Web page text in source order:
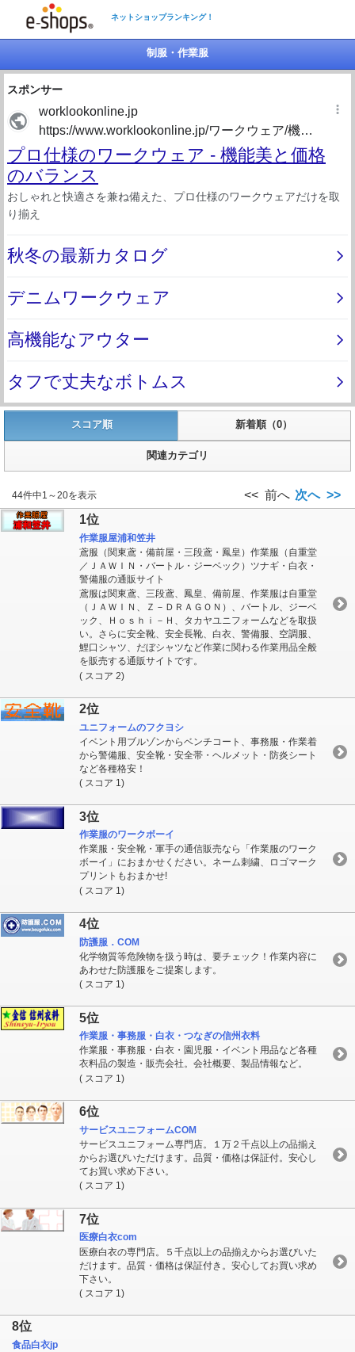
ネットショップランキング！
制服・作業服
スコア順 新着順（0）
関連カテゴリ
44件中1～20を表示 << 前へ 次へ >>
1位
作業服屋浦和笠井
鳶服（関東鳶・備前屋・三段鳶・鳳皇）作業服（自重堂
／ＪＡＷＩＮ・バートル・ジーベック）ツナギ・白衣・
警備服の通販サイト
鳶服は関東鳶、三段鳶、鳳皇、備前屋、作業服は自重堂
（ＪＡＷＩＮ、Ｚ－ＤＲＡＧＯＮ）、バートル、ジーベ
ック、Ｈｏｓｈｉ－Ｈ、タカヤユニフォームなどを取扱
い。さらに安全靴、安全長靴、白衣、警備服、空調服、
鯉口シャツ、だぼシャツなど作業に関わる作業用品全般
を販売する通販サイトです。
( スコア 2)
2位
ユニフォームのフクヨシ
イベント用ブルゾンからベンチコート、事務服・作業着
から警備服、安全靴・安全帯・ヘルメット・防炎シート
など各種格安！
( スコア 1)
3位
作業服のワークボーイ
作業服・安全靴・軍手の通信販売なら「作業服のワーク
ボーイ」におまかせください。ネーム刺繍、ロゴマーク
プリントもおまかせ!
( スコア 1)
4位
防護服．COM
化学物質等危険物を扱う時は、要チェック！作業内容に
あわせた防護服をご提案します。
( スコア 1)
5位
作業服・事務服・白衣・つなぎの信州衣料
作業服・事務服・白衣・園児服・イベント用品など各種
衣料品の製造・販売会社。会社概要、製品情報など。
( スコア 1)
6位
サービスユニフォームCOM
サービスユニフォーム専門店。１万２千点以上の品揃え
からお選びいただけます。品質・価格は保証付。安心し
てお買い求め下さい。
( スコア 1)
7位
医療白衣com
医療白衣の専門店。５千点以上の品揃えからお選びいた
だけます。品質・価格は保証付き。安心してお買い求め
下さい。
( スコア 1)
8位
食品白衣jp